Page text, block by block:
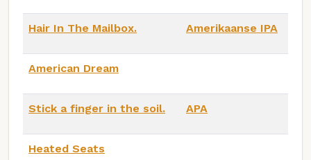
Hair In The Mailbox. Amerikaanse IPA
American Dream
Stick a finger in the soil. APA
Heated Seats